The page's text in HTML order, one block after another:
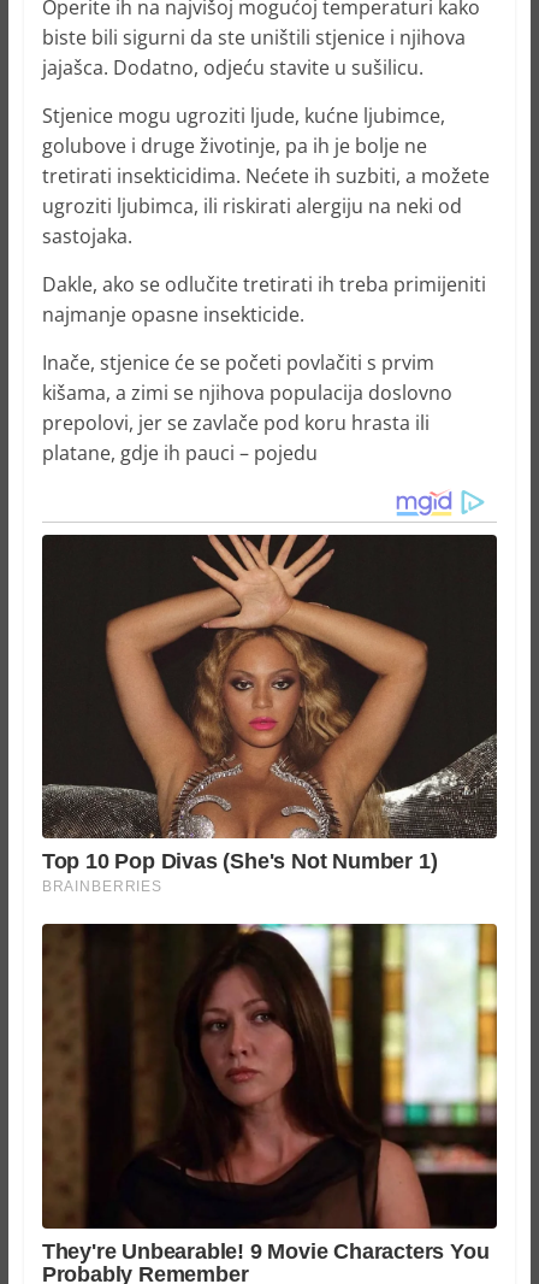
Operite ih na najvišoj mogućoj temperaturi kako
biste bili sigurni da ste uništili stjenice i njihova
jajašca. Dodatno, odjeću stavite u sušilicu.
Stjenice mogu ugroziti ljude, kućne ljubimce,
golubove i druge životinje, pa ih je bolje ne
tretirati insekticidima. Nećete ih suzbiti, a možete
ugroziti ljubimca, ili riskirati alergiju na neki od
sastojaka.
Dakle, ako se odlučite tretirati ih treba primijeniti
najmanje opasne insekticide.
Inače, stjenice će se početi povlačiti s prvim
kišama, a zimi se njihova populacija doslovno
prepolovi, jer se zavlače pod koru hrasta ili
platane, gdje ih pauci – pojedu